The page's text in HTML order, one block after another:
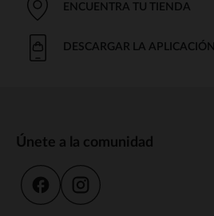
ENCUENTRA TU TIENDA
DESCARGAR LA APLICACIÓN
Únete a la comunidad